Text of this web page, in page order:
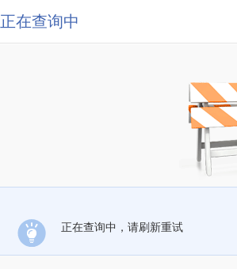
正在查询中
正在查询中，请刷新重试